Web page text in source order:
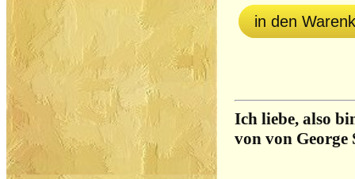
in den
Ich liebe, also
von von George